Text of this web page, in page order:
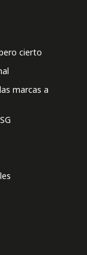
cierto
marcas a